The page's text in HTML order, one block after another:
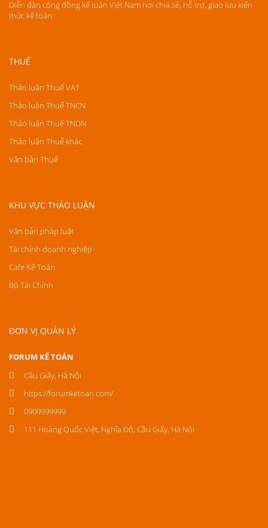
Diễn đàn cộng đồng kế toán Việt Nam nơi chia sẻ, hỗ trợ, giao lưu kiến
thức kế toán.
THUẾ
Thảo luận Thuế VAT
Thảo luận Thuế TNCN
Thảo luận Thuế TNDN
Thảo luận Thuế khác
Văn bản Thuế
KHU VỰC THẢO LUẬN
Văn bản pháp luật
Tài chính doanh nghiệp
Cafe Kế Toán
Bộ Tài Chính
ĐƠN VỊ QUẢN LÝ
FORUM KẾ TOÁN
Cầu Giấy, Hà Nội
https://forumketoan.com/
0909999999
111 Hoàng Quốc Việt, Nghĩa Đô, Cầu Giấy, Hà Nội